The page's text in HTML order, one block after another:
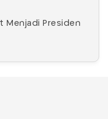
Menjadi Presiden